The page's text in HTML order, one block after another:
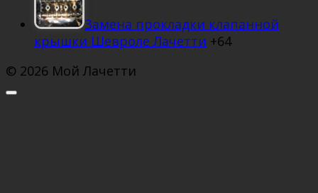
Замена прокладки клапанной
крышки Шевроле Лачетти +64
© 2026 Мой Лачетти